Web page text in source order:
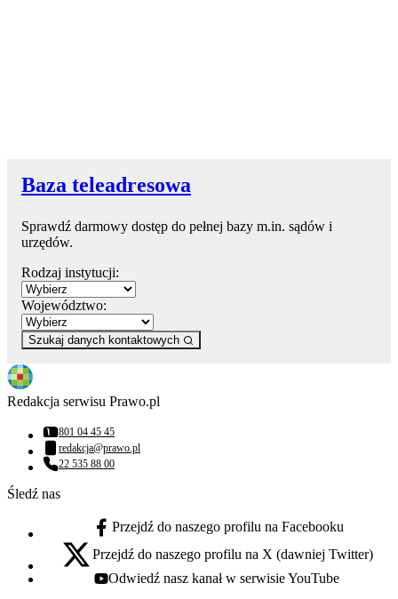
Baza teleadresowa
Sprawdź darmowy dostęp do pełnej bazy m.in. sądów i
urzędów.
Rodzaj instytucji:
Województwo:
Szukaj danych kontaktowych
Redakcja serwisu Prawo.pl
Numer telefonu:
801 04 45 45
Adres email:
redakcja@prawo.pl
Numer telefonu:
22 535 88 00
Śledź nas
facebook - otwiera się w nowej karcie
Przejdź do naszego profilu na Facebooku
x - otwiera się w nowej karcie
Przejdź do naszego profilu na X (dawniej Twitter)
youtube - otwiera się w nowej karcie
Odwiedź nasz kanał w serwisie YouTube